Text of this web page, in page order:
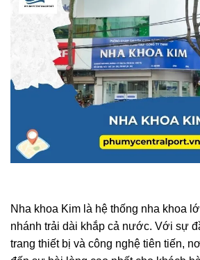
Nha khoa Kim là hệ thống nha khoa
nhánh trải dài khắp cả nước. Với sự
trang thiết bị và công nghệ tiên tiến,